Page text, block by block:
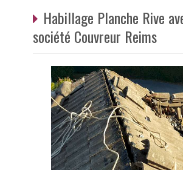
Habillage Planche Rive
société Couvreur Reims